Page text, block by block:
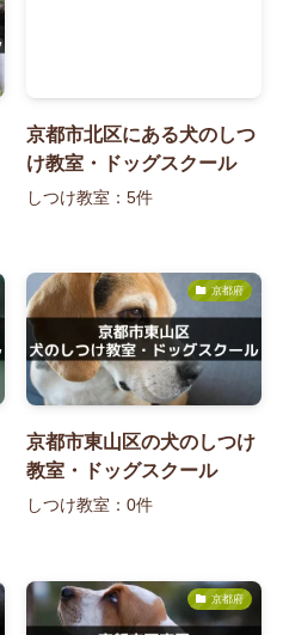
京都市北区にある犬のしつ
け教室・ドッグスクール
しつけ教室：5件
京都府
京都市東山区の犬のしつけ
教室・ドッグスクール
しつけ教室：0件
京都府